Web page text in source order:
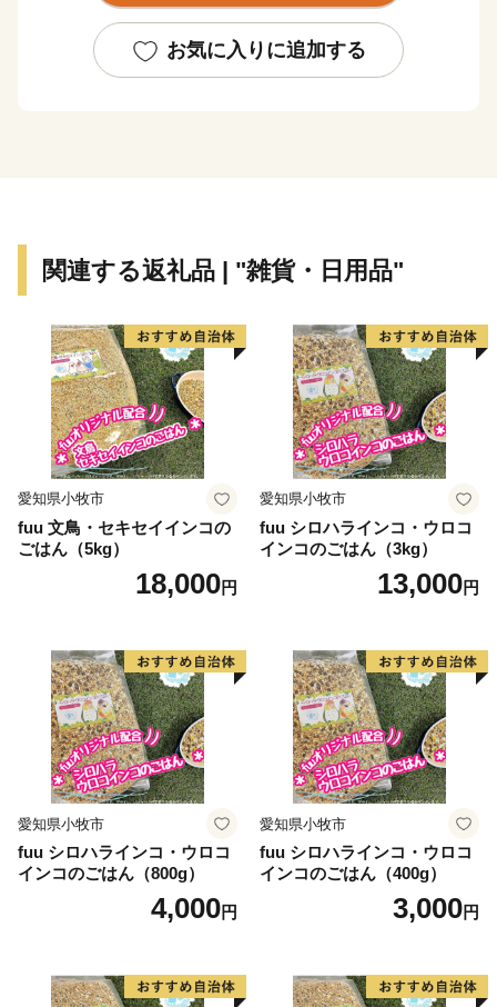
つり、三好いいじゃんまつり、三好大提灯まつりは、市
内外から訪れた多くの皆さんに感動を与えるとともに、
む人の思い。「元気」「心」「人」この3つがありま
す。これからもより良いまちづくりに取り組んでいきま
すので、ぜひ皆さまからの温かいご支援をお願いしま
す。
お気に入りに追加する
関連する返礼品 | "雑貨・日用品"
愛知県小牧市
fuu 文鳥・セキセイインコの
ごはん（5kg）
18,000円
愛知県小牧市
fuu シロハラインコ・ウロコ
インコのごはん（3kg）
13,000円
愛知県小牧市
fuu シロハラインコ・ウロコ
インコのごはん（800g）
4,000円
愛知県小牧市
fuu シロハラインコ・ウロコ
インコのごはん（400g）
3,000円